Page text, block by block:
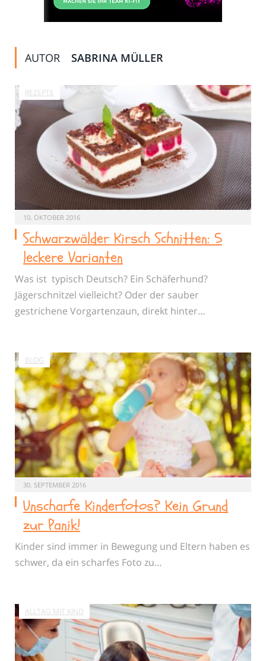
AUTOR SABRINA MÜLLER
REZEPTE
10. OKTOBER 2016
Schwarzwälder Kirsch Schnitten: 5
leckere Varianten
Was ist typisch Deutsch? Ein Schäferhund?
Jägerschnitzel vielleicht? Oder der sauber
gestrichene Vorgartenzaun, direkt hinter…
BLOG
30. SEPTEMBER 2016
Unscharfe Kinderfotos? Kein Grund
zur Panik!
Kinder sind immer in Bewegung und Eltern haben es
schwer, da ein scharfes Foto zu…
ALLTAG MIT KIND